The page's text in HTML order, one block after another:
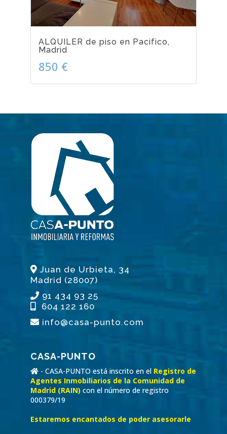
ALQUILER de piso en Pacifico,
Madrid
850 €
Juan de Urbieta, 34
Madrid (28007)
91 434 93 25
604 122 160
info@casa-punto.com
CASA-PUNTO
- CASA-PUNTO está inscrito en el Registro de
Agentes Inmobiliarios de la Comunidad de
Madrid (RAIN) con el número de registro
000379/19
Estaremos encantados de poder asesorarle